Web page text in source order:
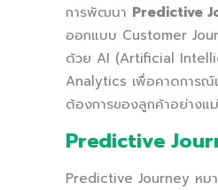
การพัฒนา Predictive
ออกแบบ Customer
ด้วย AI (Artificial
Analytics เพื่อคาดการ
ต้องการของลูกค้าอย่างแ
Predictive
Predictive Journey หมา